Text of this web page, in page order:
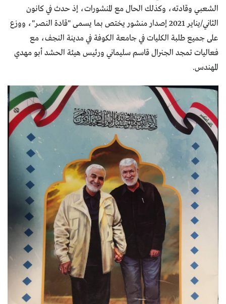
الشعبي وقادته، وكذلك الحال مع المنشورات، إذ حدث في كانون
الثاني/يناير 2021 إصدار منشور يختص بما يسمى "قادة النصر"، ووزع
على جميع طلبة الكليات في جامعة الكوفة في مدينة النجف، مع
فعاليات تمجد الجنرال قاسم سليماني ورئيس هيئة الحشد أبو مهدي
المهندس.